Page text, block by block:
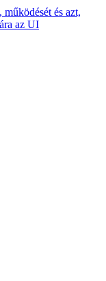
és azt,
az UI